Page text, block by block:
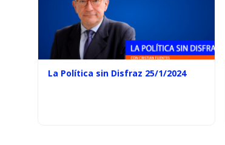
La Política sin Disfraz 25/1/2024